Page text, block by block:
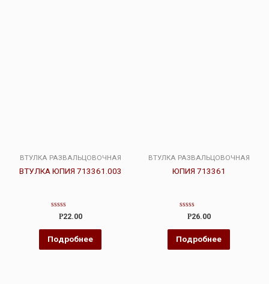
ВТУЛКА РАЗВАЛЬЦОВОЧНАЯ
ВТУЛКА ЮПИЯ 713361.003
Оценка
из
5
Р22.00
Подробнее
ВТУЛКА РАЗВАЛЬЦОВОЧНАЯ
ЮПИЯ 713361
Оценка
из
5
Р26.00
Подробнее